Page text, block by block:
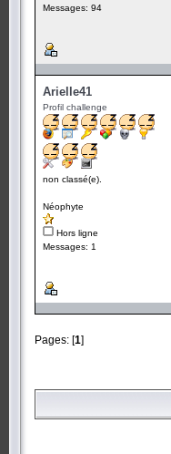
Messages: 94
Arielle41
Profil challenge
non classé(e).
Néophyte
Hors ligne
Messages: 1
Pages: [1]